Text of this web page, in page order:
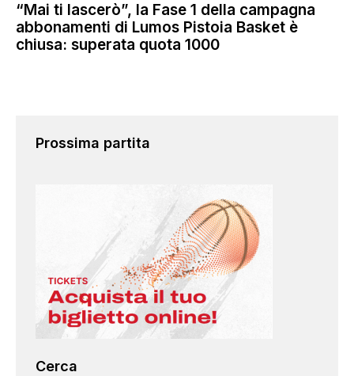
“Mai ti lascerò”, la Fase 1 della campagna
abbonamenti di Lumos Pistoia Basket è
chiusa: superata quota 1000
Prossima partita
Cerca